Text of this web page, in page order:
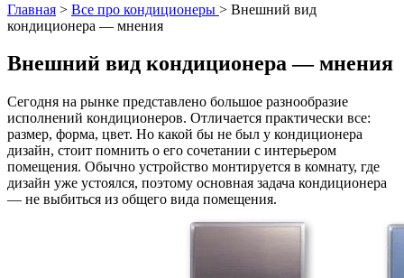
Главная > Все про кондиционеры > Внешний вид
кондиционера — мнения
Внешний вид кондиционера — мнения
Сегодня на рынке представлено большое разнообразие
исполнений кондиционеров. Отличается практически все:
размер, форма, цвет. Но какой бы не был у кондиционера
дизайн, стоит помнить о его сочетании с интерьером
помещения. Обычно устройство монтируется в комнату, где
дизайн уже устоялся, поэтому основная задача кондиционера
— не выбиться из общего вида помещения.